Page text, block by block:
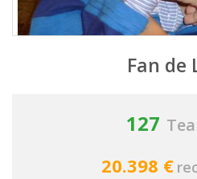
Fan de
127
20.398 €